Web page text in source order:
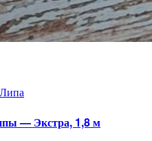
Липа
— Экстра, 1,8 м